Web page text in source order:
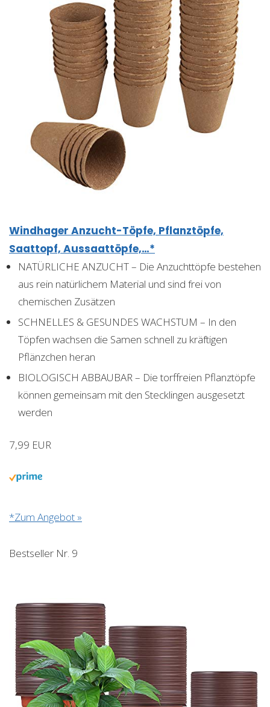
Windhager Anzucht-Töpfe, Pflanztöpfe,
Saattopf, Aussaattöpfe,…*
NATÜRLICHE ANZUCHT – Die Anzuchttöpfe bestehen
aus rein natürlichem Material und sind frei von
chemischen Zusätzen
SCHNELLES & GESUNDES WACHSTUM – In den
Töpfen wachsen die Samen schnell zu kräftigen
Pflänzchen heran
BIOLOGISCH ABBAUBAR – Die torffreien Pflanztöpfe
können gemeinsam mit den Stecklingen ausgesetzt
werden
7,99 EUR
*Zum Angebot »
Bestseller Nr. 9